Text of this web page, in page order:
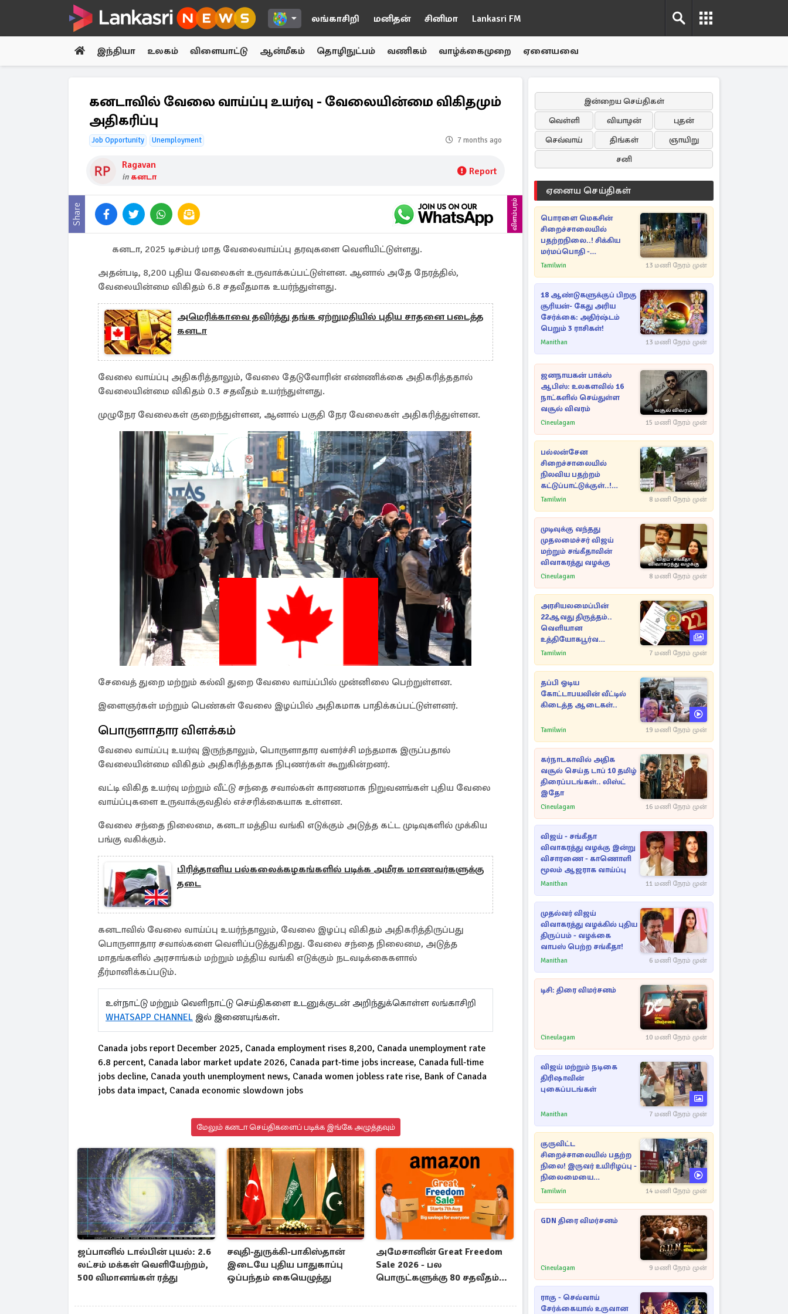
லங்காசிறி மனிதன் சினிமா Lankasri FM
இந்தியா உலகம் விளையாட்டு ஆன்மீகம் தொழிநுட்பம் வணிகம் வாழ்க்கைமுறை ஏனையவை
கனடாவில் வேலை வாய்ப்பு உயர்வு - வேலையின்மை விகிதமும்
அதிகரிப்பு
Job Opportunity Unemployment 7 months ago
Ragavan
in கனடா Report
Share விளம்பரம்
கனடா, 2025 டிசம்பர் மாத வேலைவாய்ப்பு தரவுகளை வெளியிட்டுள்ளது.
அதன்படி, 8,200 புதிய வேலைகள் உருவாக்கப்பட்டுள்ளன. ஆனால் அதே நேரத்தில்,
வேலையின்மை விகிதம் 6.8 சதவீதமாக உயர்ந்துள்ளது.
அமெரிக்காவை தவிர்த்து தங்க ஏற்றுமதியில் புதிய சாதனை படைத்த
கனடா
வேலை வாய்ப்பு அதிகரித்தாலும், வேலை தேடுவோரின் எண்ணிக்கை அதிகரித்ததால்
வேலையின்மை விகிதம் 0.3 சதவீதம் உயர்ந்துள்ளது.
முழுநேர வேலைகள் குறைந்துள்ளன, ஆனால் பகுதி நேர வேலைகள் அதிகரித்துள்ளன.
சேவைத் துறை மற்றும் கல்வி துறை வேலை வாய்ப்பில் முன்னிலை பெற்றுள்ளன.
இளைஞர்கள் மற்றும் பெண்கள் வேலை இழப்பில் அதிகமாக பாதிக்கப்பட்டுள்ளனர்.
பொருளாதார விளக்கம்
வேலை வாய்ப்பு உயர்வு இருந்தாலும், பொருளாதார வளர்ச்சி மந்தமாக இருப்பதால்
வேலையின்மை விகிதம் அதிகரித்ததாக நிபுணர்கள் கூறுகின்றனர்.
வட்டி விகித உயர்வு மற்றும் வீட்டு சந்தை சவால்கள் காரணமாக நிறுவனங்கள் புதிய வேலை
வாய்ப்புகளை உருவாக்குவதில் எச்சரிக்கையாக உள்ளன.
வேலை சந்தை நிலைமை, கனடா மத்திய வங்கி எடுக்கும் அடுத்த கட்ட முடிவுகளில் முக்கிய
பங்கு வகிக்கும்.
பிரித்தானிய பல்கலைக்கழகங்களில் படிக்க அமீரக மாணவர்களுக்கு
தடை
கனடாவில் வேலை வாய்ப்பு உயர்ந்தாலும், வேலை இழப்பு விகிதம் அதிகரித்திருப்பது
பொருளாதார சவால்களை வெளிப்படுத்துகிறது. வேலை சந்தை நிலைமை, அடுத்த
மாதங்களில் அரசாங்கம் மற்றும் மத்திய வங்கி எடுக்கும் நடவடிக்கைகளால்
தீர்மானிக்கப்படும்.
உள்நாட்டு மற்றும் வெளிநாட்டு செய்திகளை உடனுக்குடன் அறிந்துக்கொள்ள லங்காசிறி
WHATSAPP CHANNEL இல் இணையுங்கள்.
Canada jobs report December 2025, Canada employment rises 8,200, Canada unemployment rate
6.8 percent, Canada labor market update 2026, Canada part‑time jobs increase, Canada full‑time
jobs decline, Canada youth unemployment news, Canada women jobless rate rise, Bank of Canada
jobs data impact, Canada economic slowdown jobs
மேலும் கனடா செய்திகளைப் படிக்க இங்கே அழுத்தவும்
ஜப்பானில் டால்பின் புயல்: 2.6
லட்சம் மக்கள் வெளியேற்றம்,
500 விமானங்கள் ரத்து
சவுதி-துருக்கி-பாகிஸ்தான்
இடையே புதிய பாதுகாப்பு
ஒப்பந்தம் கையெழுத்து
அமேசானின் Great Freedom
Sale 2026 - பல
பொருட்களுக்கு 80 சதவீதம்
இன்றைய செய்திகள்
வெள்ளி
வியாழன்
புதன்
செவ்வாய்
திங்கள்
ஞாயிறு
சனி
ஏனைய செய்திகள்
பொரளை மெகசின்
சிறைச்சாலையில்
பதற்றநிலை..! சிக்கிய
மர்மப்பொதி -
பின்னணியில் வெளியான
Tamilwin 13 மணி நேரம் முன்
18 ஆண்டுகளுக்குப் பிறகு
சூரியன்- கேது அரிய
சேர்க்கை: அதிர்ஷ்டம்
பெறும் 3 ராசிகள்!
Manithan 13 மணி நேரம் முன்
ஜனநாயகன் பாக்ஸ்
ஆபிஸ்: உலகளவில் 16
நாட்களில் செய்துள்ள
வசூல் விவரம்
Cineulagam 15 மணி நேரம் முன்
பல்லன்சேன
சிறைச்சாலையில்
நிலவிய பதற்றம்
கட்டுப்பாட்டுக்குள்..!
அதிரடியாக களமிறங்கிய
Tamilwin 8 மணி நேரம் முன்
முடிவுக்கு வந்தது
முதலமைச்சர் விஜய்
மற்றும் சங்கீதாவின்
விவாகரத்து வழக்கு
Cineulagam 8 மணி நேரம் முன்
அரசியலமைப்பின்
22ஆவது திருத்தம்..
வெளியான
உத்தியோகபூர்வ
அறிவிப்பு!
Tamilwin 7 மணி நேரம் முன்
தப்பி ஓடிய
கோட்டாபயவின் வீட்டில்
கிடைத்த ஆடைகள்..
Tamilwin 19 மணி நேரம் முன்
கர்நாடகாவில் அதிக
வசூல் செய்த டாப் 10 தமிழ்
திரைப்படங்கள்.. லிஸ்ட்
இதோ
Cineulagam 16 மணி நேரம் முன்
விஜய் - சங்கீதா
விவாகரத்து வழக்கு இன்று
விசாரணை - காணொளி
மூலம் ஆஜராக வாய்ப்பு
Manithan 11 மணி நேரம் முன்
முதல்வர் விஜய்
விவாகரத்து வழக்கில் புதிய
திருப்பம் - வழக்கை
வாபஸ் பெற்ற சங்கீதா!
Manithan 6 மணி நேரம் முன்
டிசி: திரை விமர்சனம்
Cineulagam 10 மணி நேரம் முன்
விஜய் மற்றும் நடிகை
திரிஷாவின்
புகைப்படங்கள்
Manithan 7 மணி நேரம் முன்
குருவிட்ட
சிறைச்சாலையில் பதற்ற
நிலை! இருவர் உயிரிழப்பு -
நிலைமையை
கட்டுப்படுத்த பொலிஸார்
Tamilwin 14 மணி நேரம் முன்
GDN திரை விமர்சனம்
Cineulagam 9 மணி நேரம் முன்
ராகு - செவ்வாய்
சேர்க்கையால் உருவான